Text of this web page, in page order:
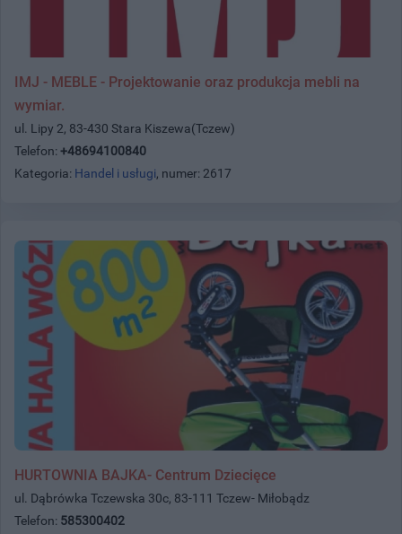
IMJ - MEBLE - Projektowanie oraz produkcja mebli na
wymiar.
ul. Lipy 2, 83-430 Stara Kiszewa(Tczew)
Telefon: +48694100840
Kategoria: Handel i usługi, numer: 2617
HURTOWNIA BAJKA- Centrum Dziecięce
ul. Dąbrówka Tczewska 30c, 83-111 Tczew- Miłobądz
Telefon: 585300402